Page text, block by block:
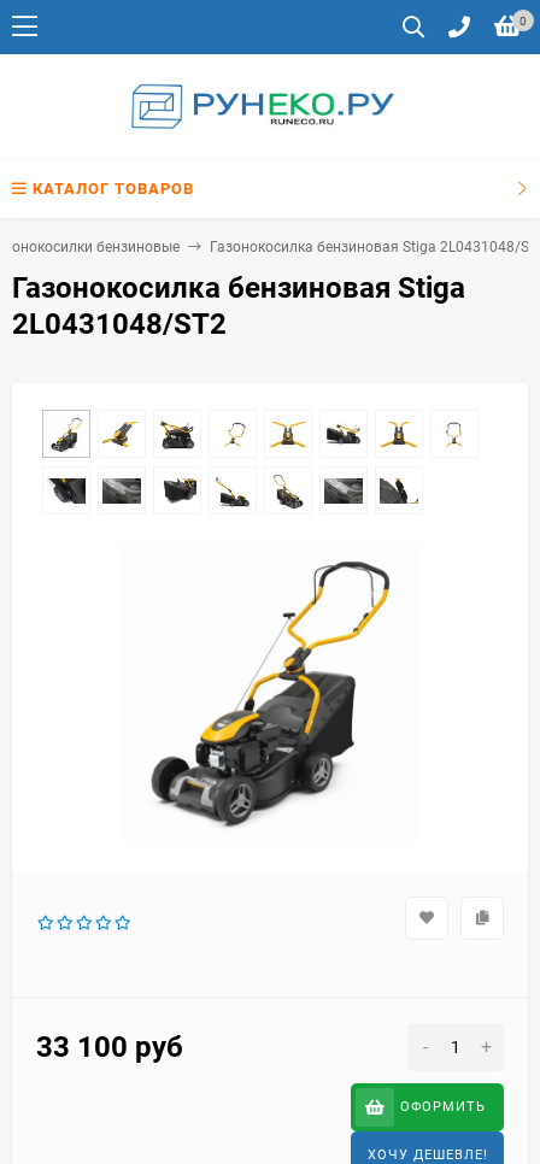
0
КАТАЛОГ ТОВАРОВ
бензиновые Газонокосилка бензиновая Stiga 2L0431048/
Газонокосилка бензиновая Stiga
2L0431048/ST2
33 100 руб - +
ОФОРМИТЬ
ХОЧУ ДЕШЕВЛЕ!